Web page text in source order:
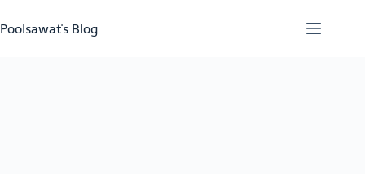
to
content
Poolsawat's Blog